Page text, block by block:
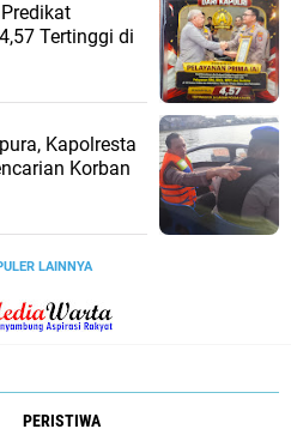
Tertinggi di
Kapolresta
Korban
LAINNYA
PERISTIWA